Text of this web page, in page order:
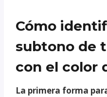
Cómo
subtono de
con el color
La primera forma